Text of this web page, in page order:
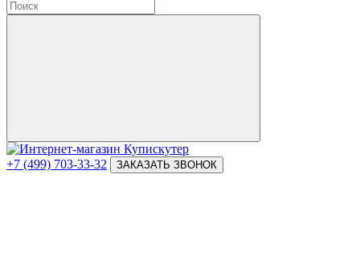
+7 (499) 703-33-32 ЗАКАЗАТЬ ЗВОНОК